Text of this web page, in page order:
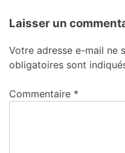
Laisser un
Votre adresse e-mail ne
obligatoires sont
Commentaire *